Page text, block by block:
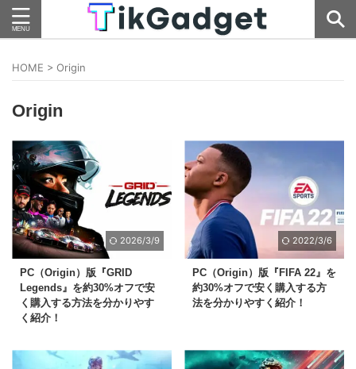
HOME > Origin
Origin
2026/3/9
PC（Origin）版『GRID
Legends』を約30%オフで安
く購入する方法を分かりやす
く紹介！
2022/3/6
PC（Origin）版『FIFA 22』を
約30%オフで安く購入する方
法を分かりやすく紹介！